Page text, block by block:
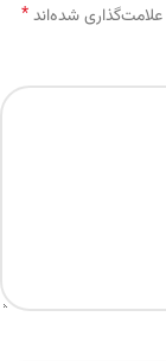
شده‌اند*